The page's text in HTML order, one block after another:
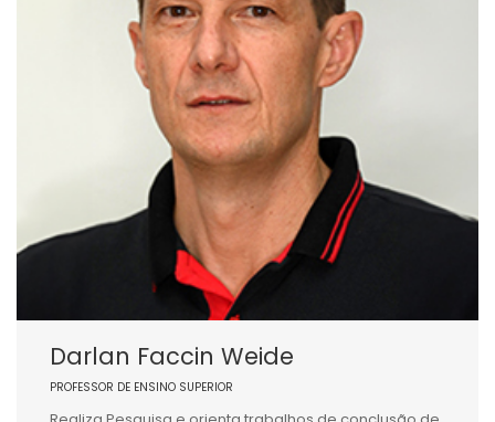
Darlan Faccin Weide
PROFESSOR DE ENSINO SUPERIOR